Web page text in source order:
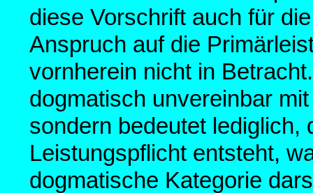
diese Vorschrift auch für
Anspruch auf die
vornherein nicht in
dogmatisch unvereinbar
sondern bedeutet lediglich,
Leistungspflicht entsteht,
dogmatische Kategorie